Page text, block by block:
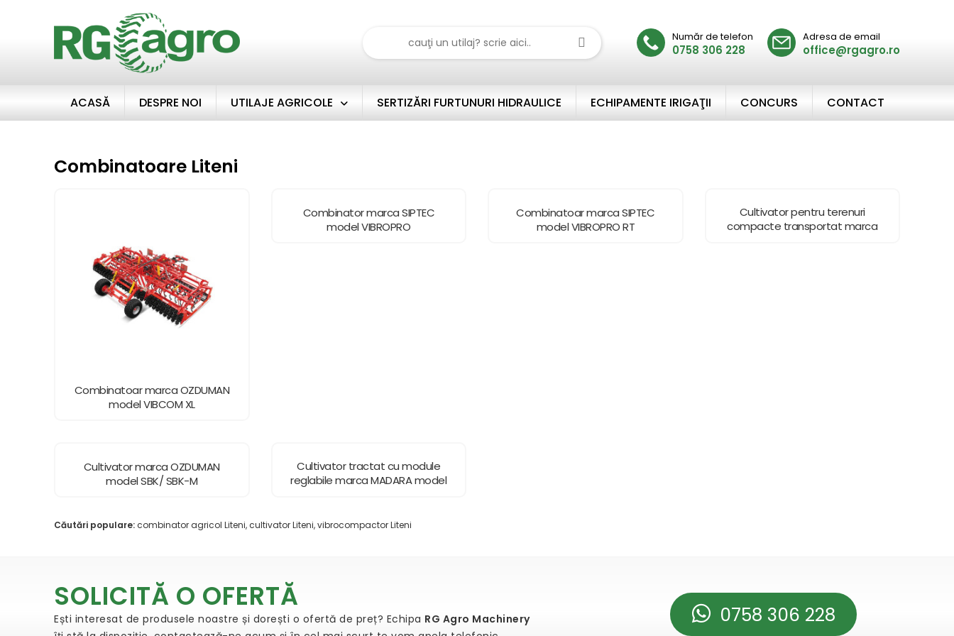
Număr de telefon
0758 306 228
Adresa de email
office@rgagro.ro
ACASĂ DESPRE NOI UTILAJE AGRICOLE SERTIZĂRI FURTUNURI HIDRAULICE ECHIPAMENTE IRIGAŢII CONCURS CONTACT
Combinatoare Liteni
Combinatoar marca OZDUMAN
model VIBCOM XL
Combinator marca SIPTEC
model VIBROPRO
Combinatoar marca SIPTEC
model VIBROPRO RT
Cultivator pentru terenuri
compacte transportat marca
Cultivator marca OZDUMAN
model SBK/ SBK-M
Cultivator tractat cu module
reglabile marca MADARA model
Căutări populare:combinator agricol Liteni, cultivator Liteni, vibrocompactor Liteni
SOLICITĂ O OFERTĂ
Ești interesat de produsele noastre și dorești o ofertă de preț? Echipa RG Agro Machinery
0758 306 228